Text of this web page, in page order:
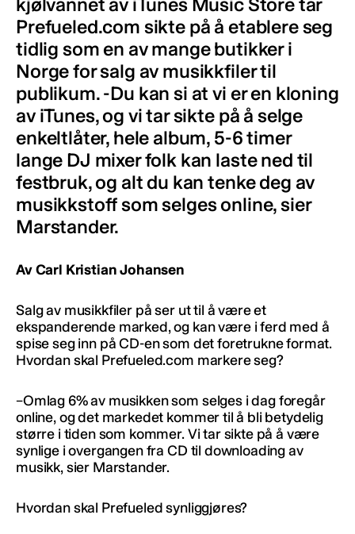
Prefueled.com sikte på å etablere seg
tidlig som en av mange butikker i
Norge for salg av musikkfiler til
publikum. -Du kan si at vi er en kloning
av iTunes, og vi tar sikte på å selge
enkeltlåter, hele album, 5-6 timer
lange DJ mixer folk kan laste ned til
festbruk, og alt du kan tenke deg av
musikkstoff som selges online, sier
Marstander.
Av Carl Kristian Johansen
Salg av musikkfiler på ser ut til å være et
ekspanderende marked, og kan være i ferd med å
spise seg inn på CD-en som det foretrukne format.
Hvordan skal Prefueled.com markere seg?
–Omlag 6% av musikken som selges i dag foregår
online, og det markedet kommer til å bli betydelig
større i tiden som kommer. Vi tar sikte på å være
synlige i overgangen fra CD til downloading av
musikk, sier Marstander.
Hvordan skal Prefueled synliggjøres?